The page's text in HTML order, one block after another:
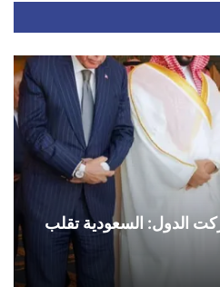
الدول: السعودية تقلب